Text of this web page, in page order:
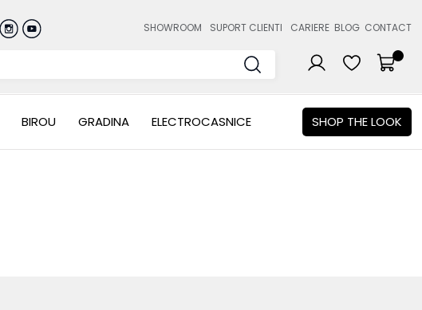
SHOWROOM SUPORT CLIENTI CARIERE BLOG CONTACT
BIROU GRADINA ELECTROCASNICE SHOP THE LOOK